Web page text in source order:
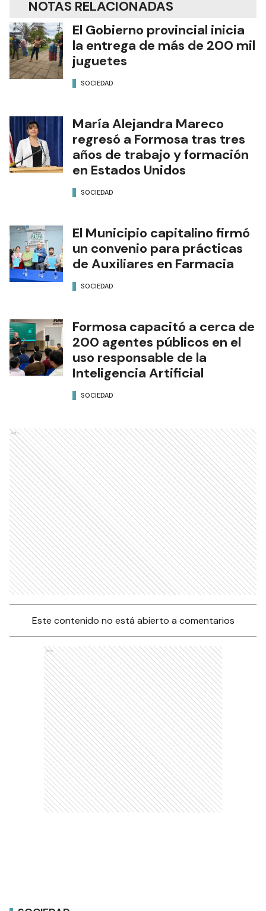
NOTAS RELACIONADAS
El Gobierno provincial inicia
la entrega de más de 200 mil
juguetes
SOCIEDAD
María Alejandra Mareco
regresó a Formosa tras tres
años de trabajo y formación
en Estados Unidos
SOCIEDAD
El Municipio capitalino firmó
un convenio para prácticas
de Auxiliares en Farmacia
SOCIEDAD
Formosa capacitó a cerca de
200 agentes públicos en el
uso responsable de la
Inteligencia Artificial
SOCIEDAD
Ads
Este contenido no está abierto a comentarios
Ads